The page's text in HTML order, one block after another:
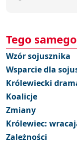
Tego
Wzór sojusznika
Wsparcie dla
Królewiecki
Koalicje
Zmiany
Królewiec:
Zależności